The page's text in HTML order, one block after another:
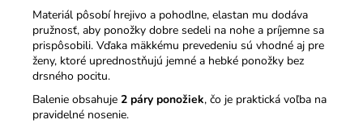
Materiál pôsobí hrejivo a pohodlne, elastan mu dodáva
pružnosť, aby ponožky dobre sedeli na nohe a príjemne sa
prispôsobili. Vďaka mäkkému prevedeniu sú vhodné aj pre
ženy, ktoré uprednostňujú jemné a hebké ponožky bez
drsného pocitu.
Balenie obsahuje 2 páry ponožiek, čo je praktická voľba na
pravidelné nosenie.